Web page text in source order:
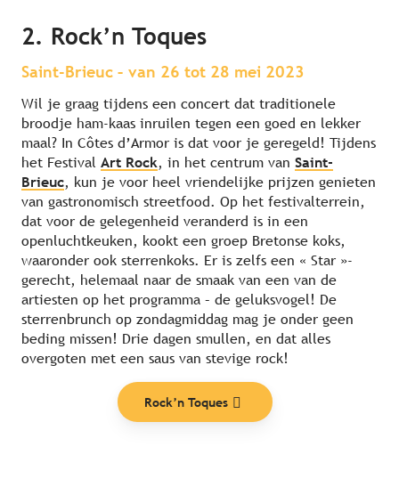
2. Rock’n Toques
Saint-Brieuc – van 26 tot 28 mei 2023
Wil je graag tijdens een concert dat traditionele
broodje ham-kaas inruilen tegen een goed en lekker
maal? In Côtes d’Armor is dat voor je geregeld! Tijdens
het Festival Art Rock, in het centrum van Saint-
Brieuc, kun je voor heel vriendelijke prijzen genieten
van gastronomisch streetfood. Op het festivalterrein,
dat voor de gelegenheid veranderd is in een
openluchtkeuken, kookt een groep Bretonse koks,
waaronder ook sterrenkoks. Er is zelfs een « Star »-
gerecht, helemaal naar de smaak van een van de
artiesten op het programma – de geluksvogel! De
sterrenbrunch op zondagmiddag mag je onder geen
beding missen! Drie dagen smullen, en dat alles
overgoten met een saus van stevige rock!
Rock’n Toques
Onze aanraders